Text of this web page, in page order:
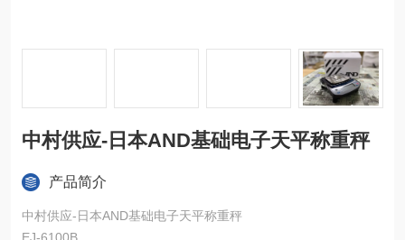
中村供应-日本AND基础电子天平称重秤
产品简介
中村供应-日本AND基础电子天平称重秤